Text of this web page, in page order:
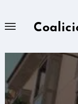
contenido